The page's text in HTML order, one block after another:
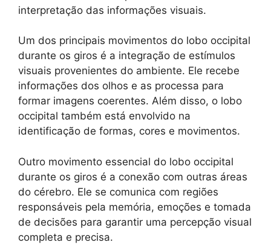
interpretação das informações visuais.
Um dos principais movimentos do lobo occipital
durante os giros é a integração de estímulos
visuais provenientes do ambiente. Ele recebe
informações dos olhos e as processa para
formar imagens coerentes. Além disso, o lobo
occipital também está envolvido na
identificação de formas, cores e movimentos.
Outro movimento essencial do lobo occipital
durante os giros é a conexão com outras áreas
do cérebro. Ele se comunica com regiões
responsáveis pela memória, emoções e tomada
de decisões para garantir uma percepção visual
completa e precisa.